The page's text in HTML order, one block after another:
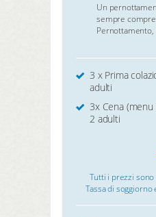
Un
sempre
Pernottamento,
3 x Prima
adulti
3x Cena
2 adulti
Tutti i prezzi
Tassa di